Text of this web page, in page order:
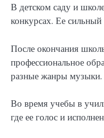
В детском саду и
конкурсах. Ее
После окончания
профессиональное
разные жанры музыки.
Во время учебы в
где ее голос и